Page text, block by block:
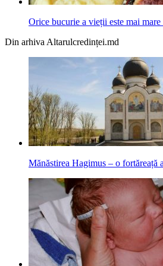
Orice bucurie a vieții este mai mare
Din arhiva Altarulcredinței.md
Mănăstirea Hagimus – o